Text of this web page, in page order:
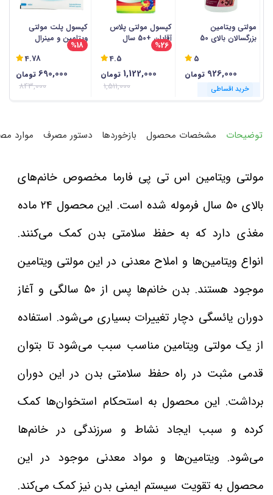
مولتی ویتامین
بزرگسالان بالای 50
5
926,000 تومان
خرید اقساطی
کپسول مولتی پلاس
آقایان +50 سال
یوروویتال - 60 عددی
4.5
%26
1,122,000 تومان
1,511,000 خرید اقساطی
کپسول پلت مولتی
ویتامین و مینرال
4.78
%18
690,000 تومان
843,000 خرید اقساطی
خرید اقساطی
خرید اقساطی
خرید اقساطی
خرید اقساطی
خرید اقساطی
خرید اقساطی
خرید اقساطی
توضیحات مشخصات محصول بازخوردها دستور مصرف موارد
مولتی ویتامین اس تی پی فارما مخصوص خانم‌های
بالای ۵۰ سال فرموله شده است. این محصول ۲۴ ماده
مغذی دارد که به حفظ سلامتی بدن کمک می‌کنند.
انواع ویتامین‌ها و املاح معدنی در این مولتی ویتامین
موجود هستند. بدن خانم‌ها پس از ۵۰ سالگی و آغاز
دوران یائسگی دچار تغییرات بسیاری می‌شود. استفاده
از یک مولتی ویتامین مناسب سبب می‌شود تا بتوان
قدمی مثبت در راه حفظ سلامتی بدن در این دوران
برداشت. این محصول به استحکام استخوان‌ها کمک
کرده و سبب ایجاد نشاط و سرزندگی در خانم‌ها
می‌شود. ویتامین‌ها و مواد معدنی موجود در این
محصول به تقویت سیستم ایمنی بدن نیز کمک می‌کند.